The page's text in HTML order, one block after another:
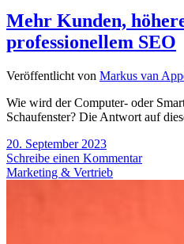
Mehr Kunden,
professionellem SEO
Veröffentlicht von Markus van
Wie wird der Computer- oder
Schaufenster? Die Antwort auf
20. September 2023
Schreibe einen Kommentar
Marketing & Vertrieb